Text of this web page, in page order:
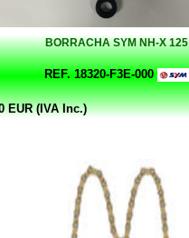
BORRACHA SYM NH-X 125
REF. 18320-F3E-000
EUR (IVA Inc.)